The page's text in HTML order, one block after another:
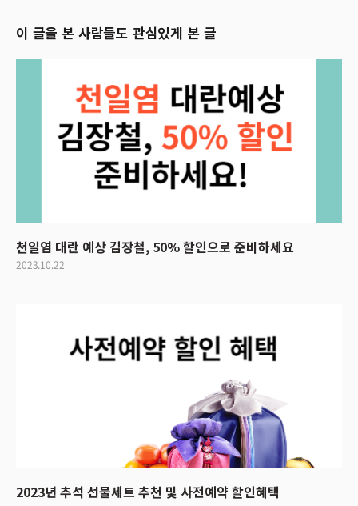
이 글을 본 사람들도 관심있게 본 글
천일염 대란 예상 김장철, 50% 할인으로 준비하세요
2023.10.22
2023년 추석 선물세트 추천 및 사전예약 할인혜택